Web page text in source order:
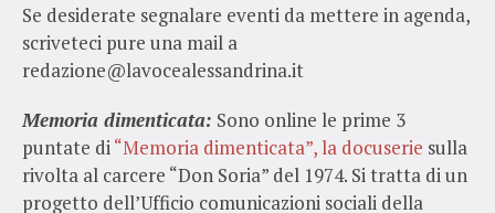
Se desiderate segnalare eventi da mettere in agenda,
scriveteci pure una mail a
redazione@lavocealessandrina.it
Memoria dimenticata: Sono online le prime 3
puntate di“Memoria dimenticata”, la docuserie sulla
rivolta al carcere “Don Soria” del 1974. Si tratta di un
progetto dell’Ufficio comunicazioni sociali della